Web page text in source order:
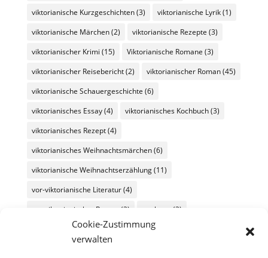
Cookie-Zustimmung
verwalten
viktorianische Kurzgeschichten(3) viktorianische Lyrik(1)
viktorianische Märchen(2) viktorianische Rezepte (3)
viktorianischer Krimi (15) Viktorianische Romane (3)
viktorianischer Reisebericht(2) viktorianischer Roman(45)
viktorianische Schauergeschichte (6)
viktorianisches Essay(4) viktorianisches Kochbuch(3)
viktorianisches Rezept(4)
viktorianisches Weihnachtsmärchen(6)
viktorianische Weihnachtserzählung(11)
vor-viktorianische Literatur(4)
vor-viktorianischer Roman
(2) werbung
(2)
Wochenüberblick(26) Wochenübersicht